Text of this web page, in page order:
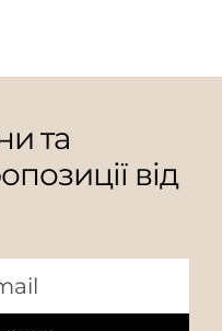
та
від